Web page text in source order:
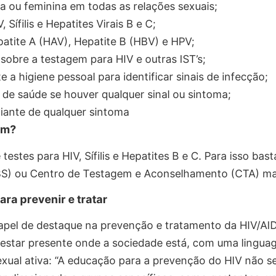
ou feminina em todas as relações sexuais;
Sífilis e Hepatites Virais B e C;
A (HAV), Hepatite B (HBV) e HPV;
a testagem para HIV e outras IST’s;
a higiene pessoal para identificar sinais de infecção;
saúde se houver qualquer sinal ou sintoma;
de qualquer sintoma
para HIV, Sífilis e Hepatites B e C. Para isso
ou Centro de Testagem e Aconselhamento (CTA)
prevenir e tratar
de destaque na prevenção e tratamento da HIV/
presente onde a sociedade está, com uma
ativa: “A educação para a prevenção do HIV não